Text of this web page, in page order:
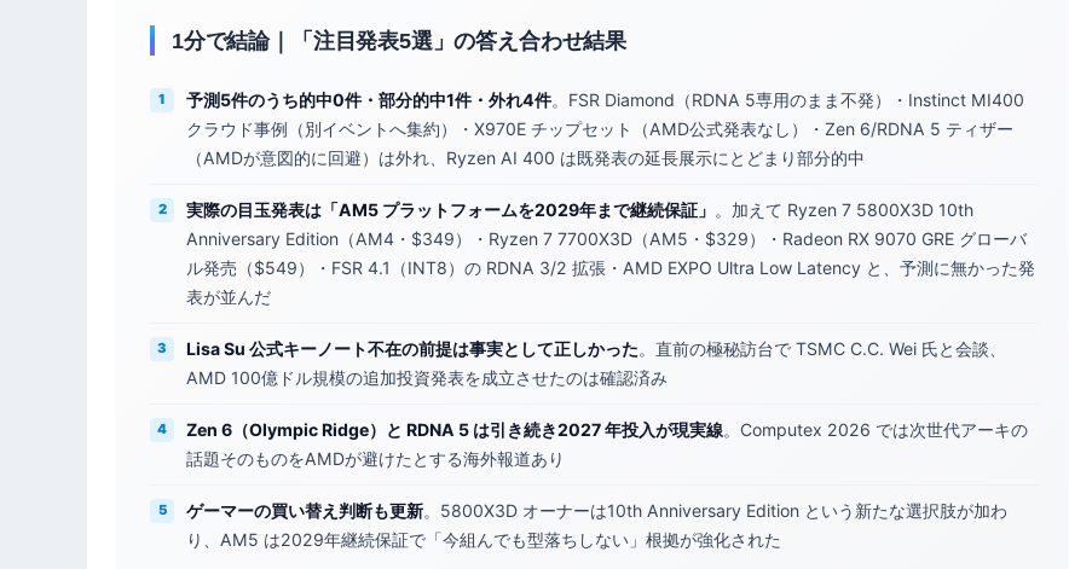
1分で結論｜「注目発表5選」の答え合わせ結果
予測5件のうち的中0件・部分的中1件・外れ4件。FSR Diamond（RDNA 5専用のまま不発）・Instinct MI400
クラウド事例（別イベントへ集約）・X970E チップセット（AMD公式発表なし）・Zen 6/RDNA 5 ティザー
（AMDが意図的に回避）は外れ、Ryzen AI 400 は既発表の延長展示にとどまり部分的中
実際の目玉発表は「AM5 プラットフォームを2029年まで継続保証」 。加えて Ryzen 7 5800X3D 10th
Anniversary Edition（AM4・$349）・Ryzen 7 7700X3D（AM5・$329）・Radeon RX 9070 GRE グローバ
ル発売（$549）・FSR 4.1（INT8）の RDNA 3/2 拡張・AMD EXPO Ultra Low Latency と、予測に無かった発
表が並んだ
Lisa Su 公式キーノート不在の前提は事実として正しかった。直前の極秘訪台で TSMC C.C. Wei 氏と会談、
AMD 100億ドル規模の追加投資発表を成立させたのは確認済み
Zen 6（Olympic Ridge）と RDNA 5 は引き続き2027 年投入が現実線。Computex 2026 では次世代アーキの
話題そのものをAMDが避けたとする海外報道あり
ゲーマーの買い替え判断も更新。5800X3D オーナーは10th Anniversary Edition という新たな選択肢が加わ
り、AM5 は2029年継続保証で「今組んでも型落ちしない」根拠が強化された